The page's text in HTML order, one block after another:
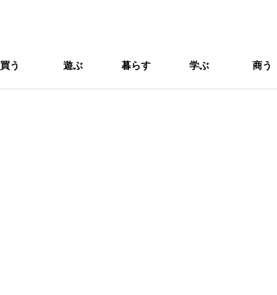
買う 遊ぶ 暮らす 学ぶ 商う